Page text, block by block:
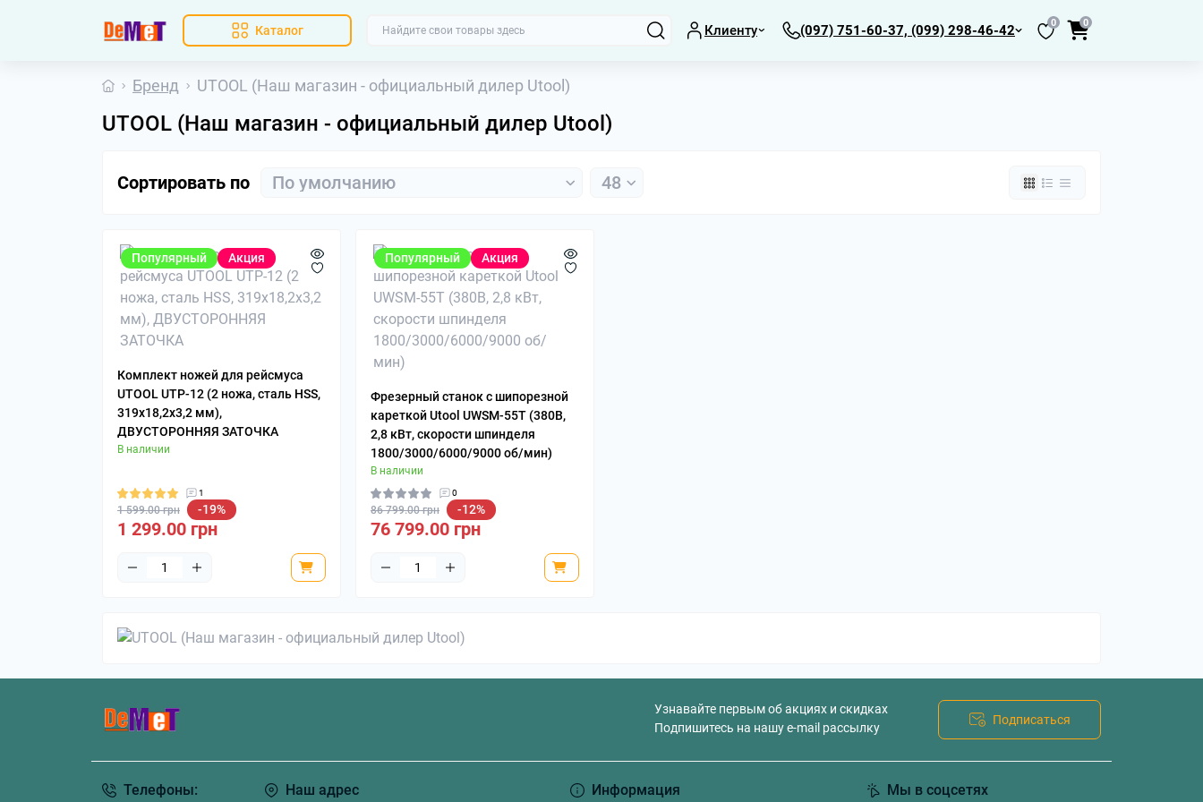
Каталог Клиенту (097) 751-60-37, (099) 298-46-42 0 0
Бренд UTOOL (Наш магазин - официальный дилер Utool)
UTOOL (Наш магазин - официальный дилер Utool)
Сортировать по
Популярный Акция
Комплект ножей для рейсмуса
UTOOL UTP-12 (2 ножа, сталь HSS,
319x18,2x3,2 мм),
ДВУСТОРОННЯЯ ЗАТОЧКА
В наличии
1
1 599.00 грн -19%
1 299.00 грн
Популярный Акция
Фрезерный станок с шипорезной
кареткой Utool UWSM-55T (380В,
2,8 кВт, скорости шпинделя
1800/3000/6000/9000 об/мин)
В наличии
0
86 799.00 грн -12%
76 799.00 грн
Узнавайте первым об акциях и скидках
Подпишитесь на нашу e-mail рассылку
Подписаться
Телефоны: Наш адрес Информация Мы в соцсетях